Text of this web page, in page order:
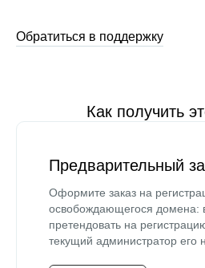
Обратиться в поддержку
Как получить
Предварительный
Оформите заказ на
освобождающегося домена:
претендовать на
текущий администратор его